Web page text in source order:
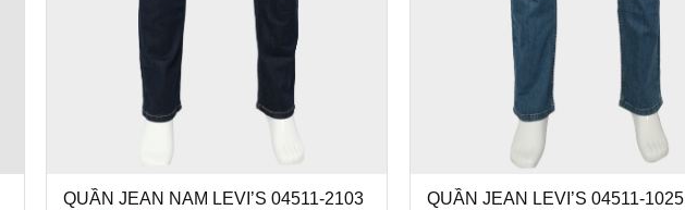
QUẦN JEAN NAM LEVI’S 04511-2103 QUẦN JEAN LEVI’S 04511-1025